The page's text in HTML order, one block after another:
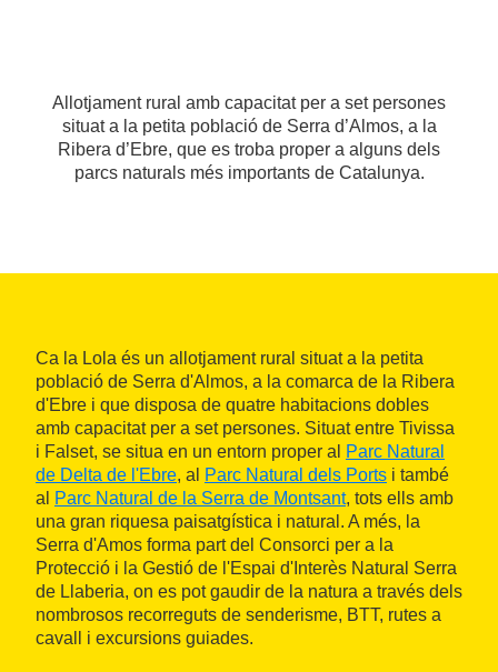
Allotjament rural amb capacitat per a set persones
situat a la petita població de Serra d’Almos, a la
Ribera d’Ebre, que es troba proper a alguns dels
parcs naturals més importants de Catalunya.
Ca la Lola és un allotjament rural situat a la petita
població de Serra d'Almos, a la comarca de la Ribera
d'Ebre i que disposa de quatre habitacions dobles
amb capacitat per a set persones. Situat entre Tivissa
i Falset, se situa en un entorn proper al
Parc Natural
de Delta de l'Ebre, al Parc Natural dels Ports i també
al
Parc Natural de la Serra de Montsant, tots ells amb
una gran riquesa paisatgística i natural. A més, la
Serra d'Amos forma part del Consorci per a la
Protecció i la Gestió de l'Espai d'Interès Natural Serra
de Llaberia, on es pot gaudir de la natura a través dels
nombrosos recorreguts de senderisme, BTT, rutes a
cavall i excursions guiades.